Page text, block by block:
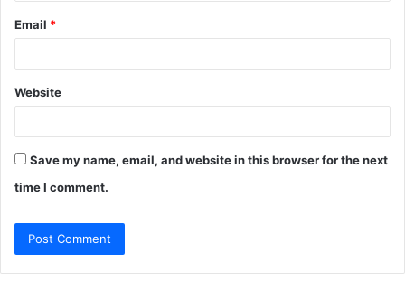
Email *
Website
Save my name, email, and website in this browser for the next
time I comment.